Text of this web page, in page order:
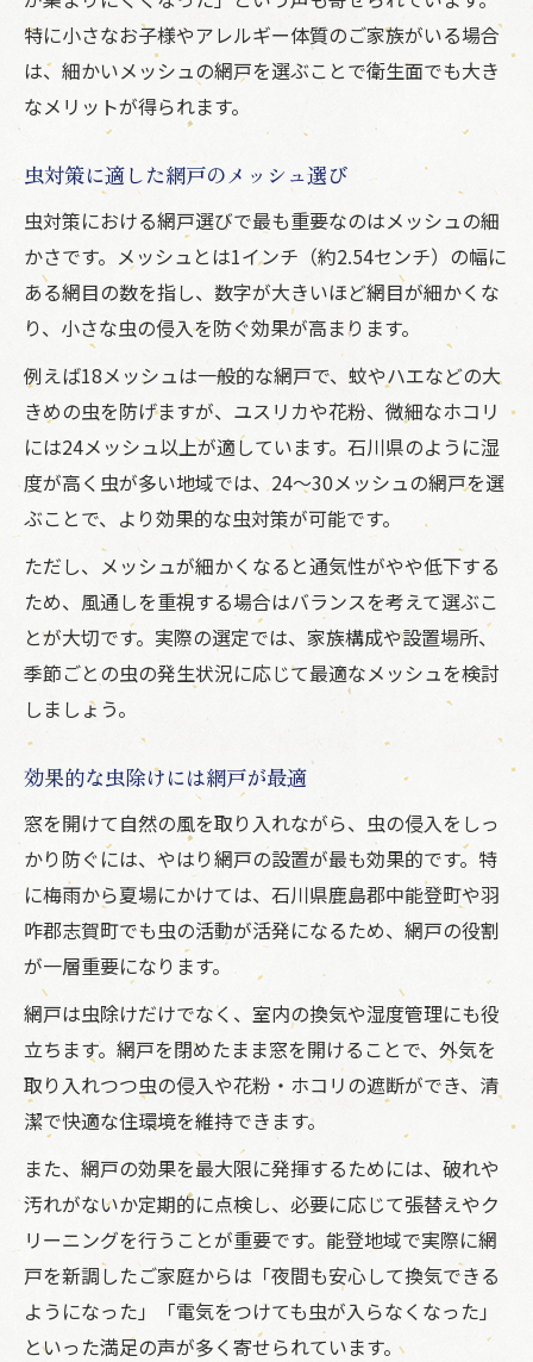
特に小さなお子様やアレルギー体質のご家族がいる場合
は、細かいメッシュの網戸を選ぶことで衛生面でも大き
なメリットが得られます。
虫対策に適した網戸のメッシュ選び
虫対策における網戸選びで最も重要なのはメッシュの細
かさです。メッシュとは1インチ（約2.54センチ）の幅に
ある網目の数を指し、数字が大きいほど網目が細かくな
り、小さな虫の侵入を防ぐ効果が高まります。
例えば18メッシュは一般的な網戸で、蚊やハエなどの大
きめの虫を防げますが、ユスリカや花粉、微細なホコリ
には24メッシュ以上が適しています。石川県のように湿
度が高く虫が多い地域では、24～30メッシュの網戸を選
ぶことで、より効果的な虫対策が可能です。
ただし、メッシュが細かくなると通気性がやや低下する
ため、風通しを重視する場合はバランスを考えて選ぶこ
とが大切です。実際の選定では、家族構成や設置場所、
季節ごとの虫の発生状況に応じて最適なメッシュを検討
しましょう。
効果的な虫除けには網戸が最適
窓を開けて自然の風を取り入れながら、虫の侵入をしっ
かり防ぐには、やはり網戸の設置が最も効果的です。特
に梅雨から夏場にかけては、石川県鹿島郡中能登町や羽
咋郡志賀町でも虫の活動が活発になるため、網戸の役割
が一層重要になります。
網戸は虫除けだけでなく、室内の換気や湿度管理にも役
立ちます。網戸を閉めたまま窓を開けることで、外気を
取り入れつつ虫の侵入や花粉・ホコリの遮断ができ、清
潔で快適な住環境を維持できます。
また、網戸の効果を最大限に発揮するためには、破れや
汚れがないか定期的に点検し、必要に応じて張替えやク
リーニングを行うことが重要です。能登地域で実際に網
戸を新調したご家庭からは「夜間も安心して換気できる
ようになった」「電気をつけても虫が入らなくなった」
といった満足の声が多く寄せられています。